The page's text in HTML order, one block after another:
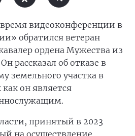
видеоконференции в
обратился ветеран
ордена Мужества из
рассказал об отказе в
земельного участка в
как он является
принятый в 2023